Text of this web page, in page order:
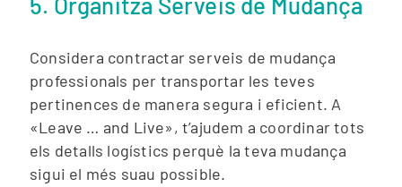
Considera contractar serveis de mudança
professionals per transportar les teves
pertinences de manera segura i eficient. A
«Leave … and Live», t’ajudem a coordinar tots
els detalls logístics perquè la teva mudança
sigui el més suau possible.